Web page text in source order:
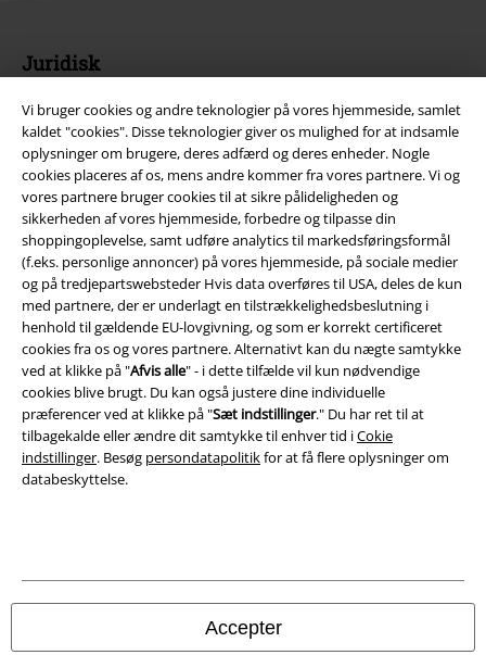
Vi bruger cookies og andre teknologier på vores hjemmeside, samlet
kaldet "cookies". Disse teknologier giver os mulighed for at indsamle
oplysninger om brugere, deres adfærd og deres enheder. Nogle
cookies placeres af os, mens andre kommer fra vores partnere. Vi og
vores partnere bruger cookies til at sikre pålideligheden og
sikkerheden af ​​vores hjemmeside, forbedre og tilpasse din
shoppingoplevelse, samt udføre analytics til markedsføringsformål
(f.eks. personlige annoncer) på vores hjemmeside, på sociale medier
og på tredjepartswebsteder Hvis data overføres til USA, deles de kun
med partnere, der er underlagt en tilstrækkelighedsbeslutning i
henhold til gældende EU-lovgivning, og som er korrekt certificeret
cookies fra os og vores partnere. Alternativt kan du nægte samtykke
ved at klikke på "Afvis alle" - i dette tilfælde vil kun nødvendige
cookies blive brugt. Du kan også justere dine individuelle
præferencer ved at klikke på "Sæt indstillinger." Du har ret til at
tilbagekalde eller ændre dit samtykke til enhver tid iCokie
indstillinger. Besøg persondatapolitikfor at få flere oplysninger om
databeskyttelse.
Accepter
Juridisk
Om EMP Danmark
Persondatapolitik
Bortskaffelse af affald og miljøbeskyttelse
Overensstemmelseserklæring
Oplysninger om tilgængelighed
Cokie indstillinger
Bekræft annullering
Alle priser er inkl. moms. Oplyst leveringstid er et estimat og ikke